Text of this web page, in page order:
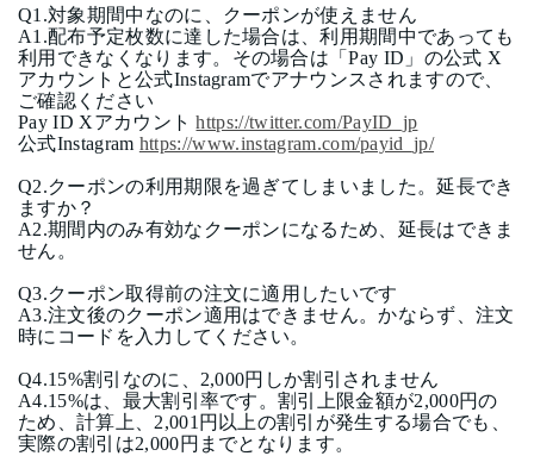
Q1.対象期間中なのに、クーポンが使えません
A1.配布予定枚数に達した場合は、利用期間中であっても
利用できなくなります。その場合は「Pay ID 」の公式 X
アカウントと公式Instagramでアナウンスされますので、
ご確認ください
Pay ID Xアカウントhttps://twitter.com/PayID_jp
公式Instagram https://www.instagram.com/payid_jp/
Q2.クーポンの利用期限を過ぎてしまいました。延長でき
ますか？
A2.期間内のみ有効なクーポンになるため、延長はできま
せん。
Q3.クーポン取得前の注文に適用したいです
A3.注文後のクーポン適用はできません。かならず、注文
時にコードを入力してください。
Q4.15%割引なのに、 2,000円しか割引されません
A4.15%は、最大割引率です。割引上限金額が2,000円の
ため、計算上、2,001円以上の割引が発生する場合でも、
実際の割引は2,000円までとなります。